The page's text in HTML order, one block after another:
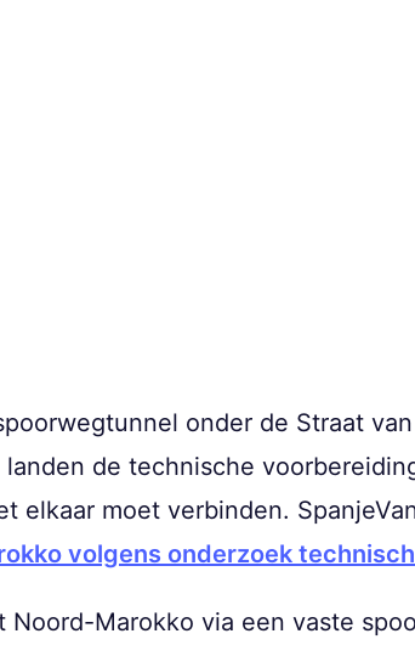
onder de Straat
de technische
elkaar moet verbinden.
volgens onderzoek
Marokko via een vaste